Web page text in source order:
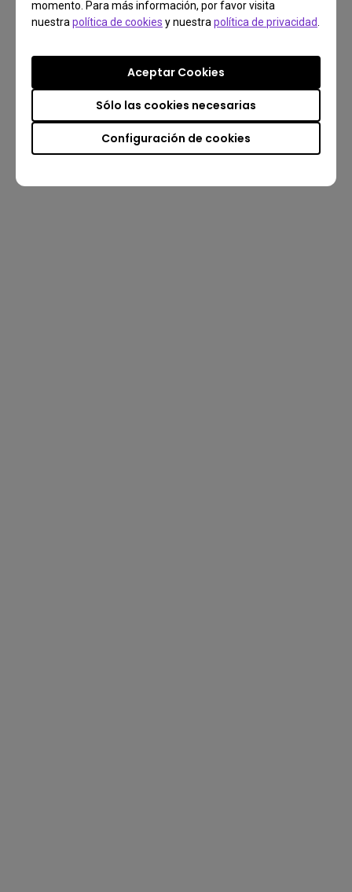
momento. Para más información, por favor visita
nuestra política de cookies y nuestra política de privacidad
Configuración de cookies
Sólo las cookies necesarias
Aceptar Cookies